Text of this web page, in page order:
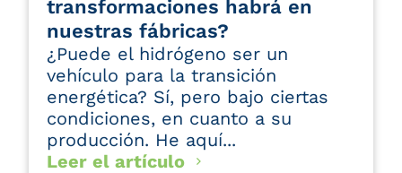
transformaciones habrá en
nuestras fábricas?
¿Puede el hidrógeno ser un
vehículo para la transición
energética? Sí, pero bajo ciertas
condiciones, en cuanto a su
producción. He aquí...
Leer el artículo